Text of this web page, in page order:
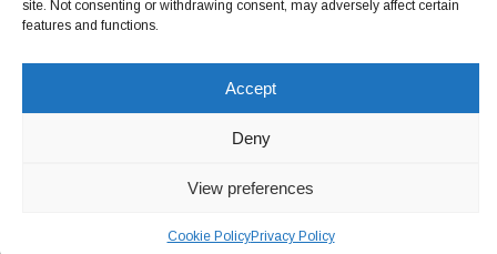
site. Not consenting or withdrawing consent, may adversely affect certain
features and functions.
Accept
Deny
View preferences
Cookie PolicyPrivacy Policy
Seguir no Instagram
Copyright © 2026. All rights reserved.Política de privacidade